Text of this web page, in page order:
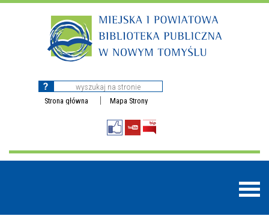
Strona główna Mapa Strony